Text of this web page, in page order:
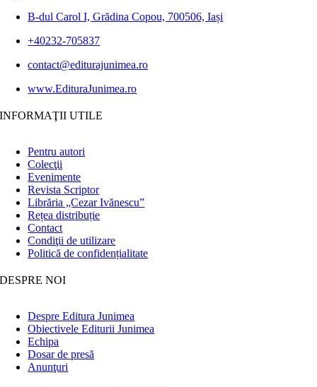
B-dul Carol I, Grădina Copou, 700506, Iași
+40232-705837
contact@editurajunimea.ro
www.EdituraJunimea.ro
INFORMAŢII UTILE
Pentru autori
Colecţii
Evenimente
Revista Scriptor
Librăria „Cezar Ivănescu”
Rețea distribuție
Contact
Condiţii de utilizare
Politică de confidențialitate
DESPRE NOI
Despre Editura Junimea
Obiectivele Editurii Junimea
Echipa
Dosar de presă
Anunţuri